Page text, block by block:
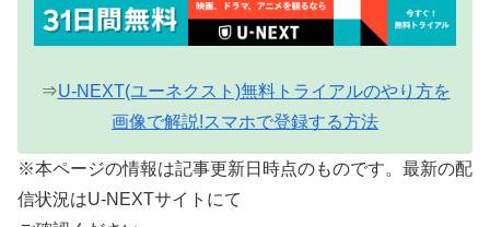
⇒U-NEXT(ユーネクスト)無料トライアルのやり方を
画像で解説!スマホで登録する方法
※本ページの情報は記事更新日時点のものです。最新の配
信状況はU-NEXTサイトにて